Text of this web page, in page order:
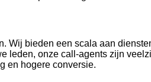
bieden een scala aan
leden, onze call-agents zijn
en hogere conversie.